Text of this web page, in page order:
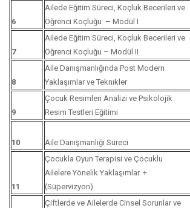
6
Ailede Eğitim Süreci, Koçluk Becerileri ve
Öğrenci Koçluğu – Modül I
7
Ailede Eğitim Süreci, Koçluk Becerileri ve
Öğrenci Koçluğu – Modül II
8
Aile Danışmanlığında Post Modern
Yaklaşımlar ve Teknıkler
9
Çocuk Resimleri Analizi ve Psikolojik
Resim Testleri Eğitimi
10 Aile Danışmanlığı Süreci
11
Çocukla Oyun Terapisi ve Çocuklu
Ailelere Yönelik Yaklaşımlar. +
(Süpervizyon)
Çiftlerde ve Ailelerde Cinsel Sorunlar ve